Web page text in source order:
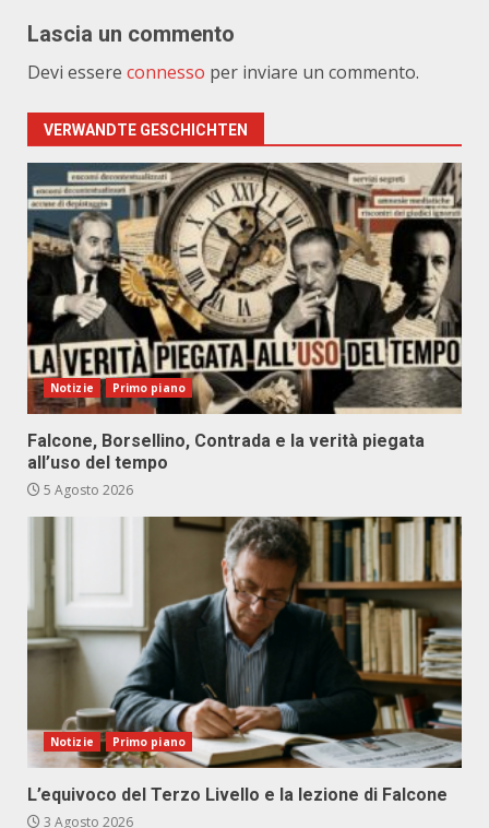
Lascia un commento
Devi essere connesso per inviare un commento.
VERWANDTE GESCHICHTEN
Notizie Primo piano
Falcone, Borsellino, Contrada e la verità piegata
all’uso del tempo
5 Agosto 2026
Notizie Primo piano
L’equivoco del Terzo Livello e la lezione di Falcone
3 Agosto 2026